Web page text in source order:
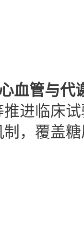
血管与代
推进临床
制，覆盖